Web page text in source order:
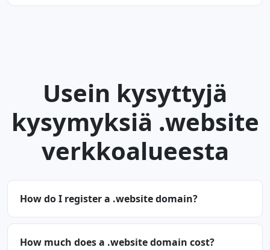
Usein kysyttyjä
kysymyksiä .website
verkkoalueesta
How do I register a .website domain?
How much does a .website domain cost?